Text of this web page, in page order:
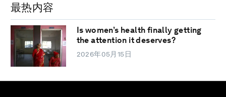
最热内容
Is women’s health finally getting
the attention it deserves?
2026年05月15日